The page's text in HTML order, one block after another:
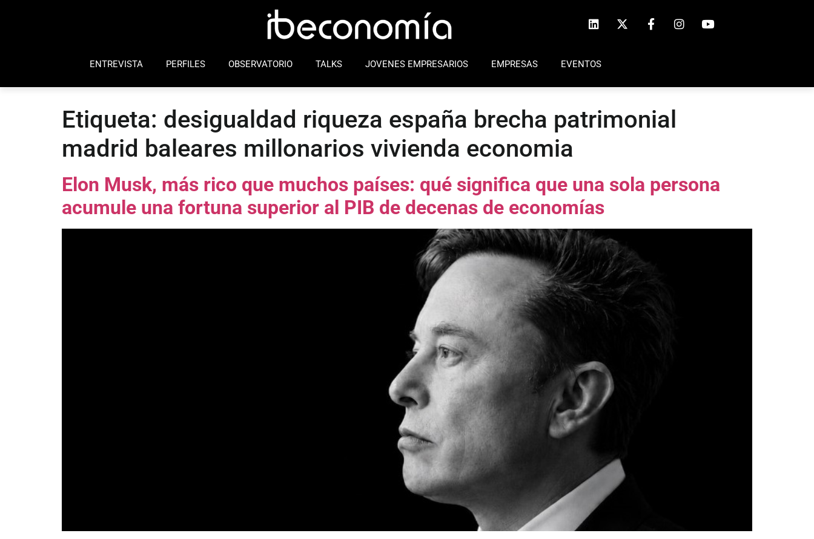
ENTREVISTA PERFILES OBSERVATORIO TALKS JOVENES EMPRESARIOS EMPRESAS EVENTOS
Etiqueta: desigualdad riqueza españa brecha patrimonial
madrid baleares millonarios vivienda economia
Elon Musk, más rico que muchos países: qué significa que una sola persona
acumule una fortuna superior al PIB de decenas de economías